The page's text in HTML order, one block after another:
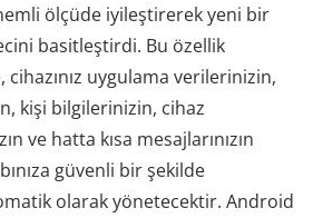
ölçüde iyileştirerek yeni bir
basitleştirdi. Bu özellik
uygulama verilerinizin,
kişi bilgilerinizin, cihaz
ve hatta kısa mesajlarınızın
güvenli bir şekilde
olarak yönetecektir. Android